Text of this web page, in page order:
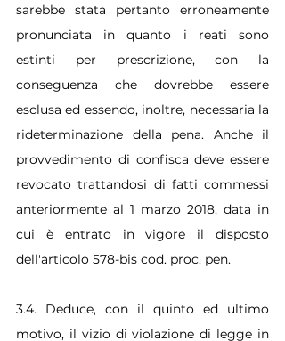
sarebbe stata pertanto erroneamente
pronunciata in quanto i reati sono
estinti per prescrizione, con la
conseguenza che dovrebbe essere
esclusa ed essendo, inoltre, necessaria la
rideterminazione della pena. Anche il
provvedimento di confisca deve essere
revocato trattandosi di fatti commessi
anteriormente al 1 marzo 2018, data in
cui è entrato in vigore il disposto
dell'articolo 578-bis cod. proc. pen.
3.4. Deduce, con il quinto ed ultimo
motivo, il vizio di violazione di legge in